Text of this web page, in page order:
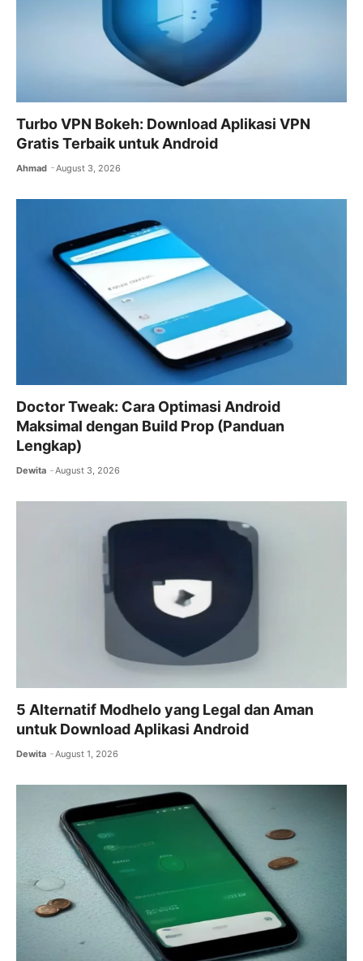
Turbo VPN Bokeh: Download Aplikasi VPN
Gratis Terbaik untuk Android
Ahmad August 3, 2026
Doctor Tweak: Cara Optimasi Android
Maksimal dengan Build Prop (Panduan
Lengkap)
Dewita August 3, 2026
5 Alternatif Modhelo yang Legal dan Aman
untuk Download Aplikasi Android
Dewita August 1, 2026